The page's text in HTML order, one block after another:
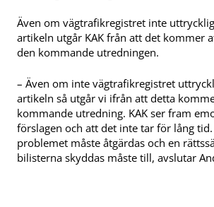
Även om vägtrafikregistret inte
artikeln utgår KAK från att det kommer
den kommande utredningen.
– Även om inte vägtrafikregistret
artikeln så utgår vi ifrån att detta
kommande utredning. KAK ser fram
förslagen och att det inte tar för lång
problemet måste åtgärdas och en
bilisterna skyddas måste till, avslutar